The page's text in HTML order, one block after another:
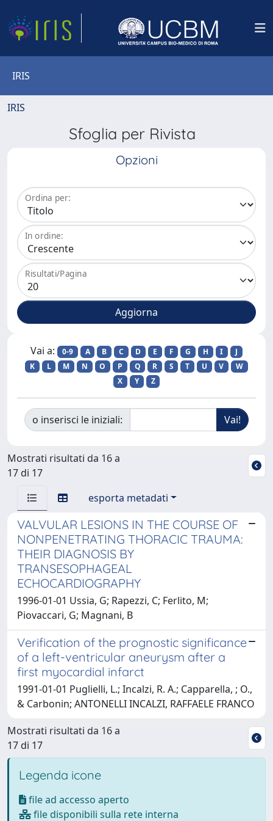
IRIS
IRIS
Sfoglia per Rivista
Opzioni
Ordina per:
In ordine:
Risultati/Pagina
Vai a: 0-9 A B C D E F G H I
J
K
L M N O P Q R S T U V
W
X
Y Z
o inserisci le iniziali:
Mostrati risultati da 16 a
17 di 17
esporta metadati
VALVULAR LESIONS IN THE COURSE OF
NONPENETRATING THORACIC TRAUMA:
THEIR DIAGNOSIS BY
TRANSESOPHAGEAL
ECHOCARDIOGRAPHY
1996-01-01 Ussia, G; Rapezzi, C; Ferlito, M;
Piovaccari, G; Magnani, B
Verification of the prognostic significance
of a left-ventricular aneurysm after a
first myocardial infarct
1991-01-01 Puglielli, L.; Incalzi, R. A.; Capparella, ; O.,
& Carbonin; ANTONELLI INCALZI, RAFFAELE FRANCO
Mostrati risultati da 16 a
17 di 17
Legenda icone
file ad accesso aperto
file disponibili sulla rete interna